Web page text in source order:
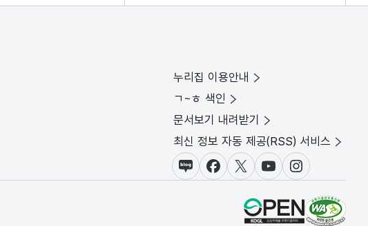
누리집 이용안내
ㄱ~ㅎ 색인
문서보기 내려받기
최신 정보 자동 제공(RSS) 서비스
블로그페이스북X(트위터)
유튜브인스타그램